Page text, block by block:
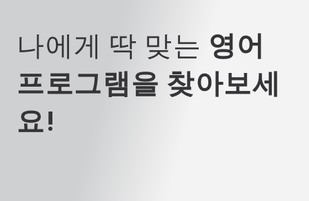
나에게 딱 맞는 영어
프로그램을 찾아보세
요!